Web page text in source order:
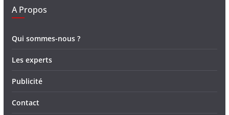
A Propos
Qui sommes-nous ?
Les experts
Publicité
Contact